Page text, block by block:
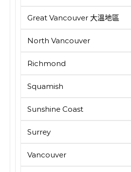
Great Vancouver 大溫地區
North Vancouver
Richmond
Squamish
Sunshine Coast
Surrey
Vancouver